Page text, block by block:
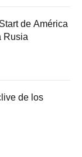
de América
Rusia
de los